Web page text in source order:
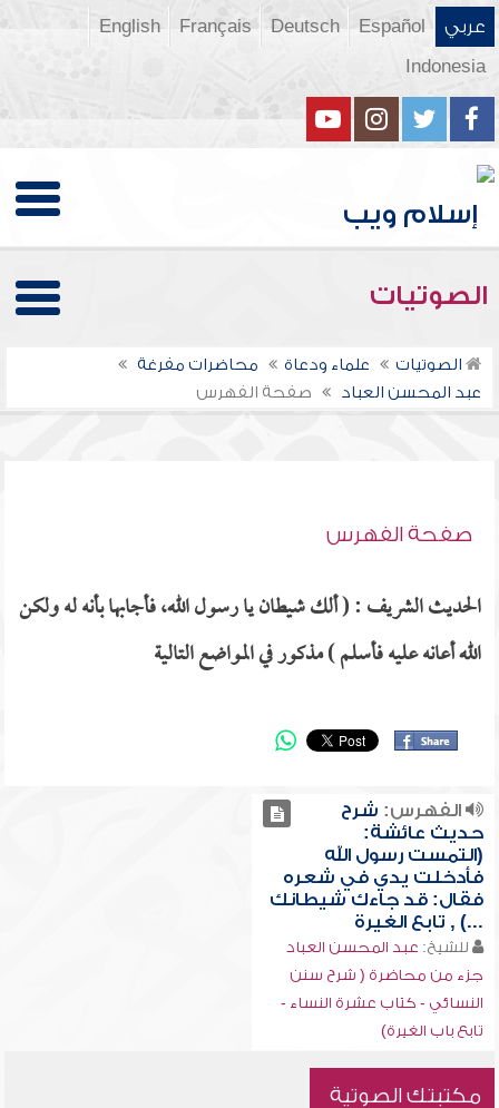
عربي Español
Deutsch
Français
English
Indonesia
الصوتيات
الصوتيات علماء ودعاة
محاضرات مفرغة
عبد المحسن العباد
صفحة الفهرس
صفحة الفهرس
الحديث الشريف : ( ألك شيطان يا رسول الله، فأجابها بأنه له ولكن
الله أعانه عليه فأسلم ) مذكور في المواضع التالية
الفهرس: شرح
حديث عائشة:
(التمست رسول الله
فأدخلت يدي في شعره
فقال: قد جاءك شيطانك
...) , تابع الغيرة
للشيخ: عبد المحسن العباد
جزء من محاضرة ( شرح سنن
النسائي - كتاب عشرة النساء -
تابع باب الغيرة)
مكتبتك الصوتية